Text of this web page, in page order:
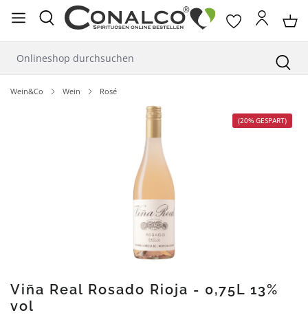
springen
Wein&Co Wein Rosé
(20% GESPART)
Viña Real Rosado Rioja - 0,75L 13%
vol